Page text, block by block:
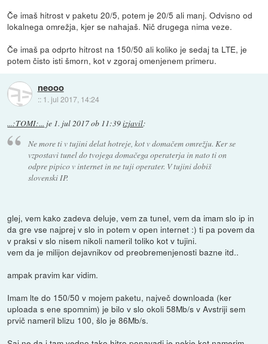
Če imaš hitrost v paketu 20/5, potem je 20/5 ali manj. Odvisno od
lokalnega omrežja, kjer se nahajaš. Nič drugega nima veze.
Če imaš pa odprto hitrost na 150/50 ali koliko je sedaj ta LTE, je
potem čisto isti šmorn, kot v zgoraj omenjenem primeru.
neooo
:: 1. jul 2017, 14:24
...:TOMI:... je 1. jul 2017 ob 11:39izjavil:
Ne more ti v tujini delat hotreje, kot v domačem omrežju. Ker se
vzpostavi tunel do tvojega domačega operaterja in nato ti on
odpre pipico v internet in ne tuji operater. V tujini dobiš
slovenski IP.
glej, vem kako zadeva deluje, vem za tunel, vem da imam slo ip in
da gre vse najprej v slo in potem v open internet :) ti pa povem da
v praksi v slo nisem nikoli nameril toliko kot v tujini.
vem da je milijon dejavnikov od preobremenjenosti bazne itd..
ampak pravim kar vidim.
Imam lte do 150/50 v mojem paketu, največ downloada (ker
uploada s ene spomnim) je bilo v slo okoli 58Mb/s v Avstriji sem
prvič nameril blizu 100, šlo je 86Mb/s.